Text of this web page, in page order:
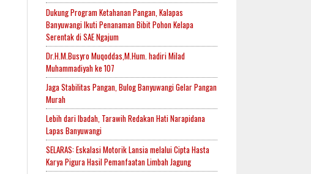
Dukung Program Ketahanan Pangan, Kalapas
Banyuwangi Ikuti Penanaman Bibit Pohon Kelapa
Serentak di SAE Ngajum
Dr.H.M.Busyro Muqoddas,M.Hum. hadiri Milad
Muhammadiyah ke 107
Jaga Stabilitas Pangan, Bulog Banyuwangi Gelar Pangan
Murah
Lebih dari Ibadah, Tarawih Redakan Hati Narapidana
Lapas Banyuwangi
SELARAS: Eskalasi Motorik Lansia melalui Cipta Hasta
Karya Pigura Hasil Pemanfaatan Limbah Jagung